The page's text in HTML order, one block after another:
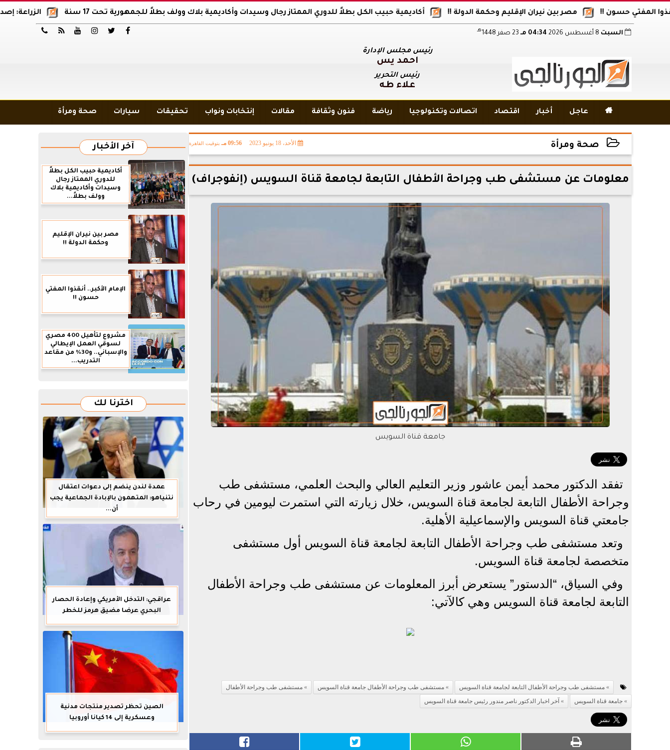
الزراعة: إصدار 12 ألف موافقة وتصريح بالمبيدات خلال 6 شهور أكاديمية حبيب الكل بطلاً للدوري الممتاز رجال وسيدات وأكاديمية بلاك وولف بطلاً للجمهورية تحت 17 سنة مصر بين نيران الإقليم وحكمة الدولة !! حسون !!





 السبت 04:34 مـ هـ
رئيس مجلس الإدارة
أحمد يس
رئيس التحرير
علاء طه
 عاجل أخبار اقتصاد اتصالات وتكنولوجيا رياضة فنون وثقافة مقالات إنتخابات ونواب تحقيقات سيارات صحة ومرأة
صحة ومرأة الأحد، 18 يونيو 2023 09:56 مـ بتوقيت القاهرة
2023-06-18 21:56:41
معلومات عن مستشفى طب وجراحة الأطفال التابعة لجامعة قناة السويس (إنفوجراف)
جامعة قناة السويس
تفقد الدكتور محمد أيمن عاشور وزير التعليم العالي والبحث العلمي، مستشفى طب
وجراحة الأطفال التابعة لجامعة قناة السويس، خلال زيارته التي استمرت ليومين في رحاب
جامعتي قناة السويس والإسماعيلية الأهلية.
وتعد مستشفى طب وجراحة الأطفال التابعة لجامعة قناة السويس أول مستشفى
متخصصة لجامعة قناة السويس.
وفي السياق، “الدستور” يستعرض أبرز المعلومات عن مستشفى طب وجراحة الأطفال
التابعة لجامعة قناة السويس وهي كالآتي:
مستشفى طب وجراحة الأطفال التابعة لجامعة قناة السويس مستشفى طب وجراحة الأطفال جامعة قناة السويس
مستشفى طب وجراحة الأطفال
جامعة قناة السويس
آخر اخبار الدكتور ناصر مندور رئيس جامعة قناة السويس
آخر الأخبار
أكاديمية حبيب الكل بطلاً
للدوري الممتاز رجال
وسيدات وأكاديمية بلاك
وولف بطلاً...
مصر بين نيران الإقليم
وحكمة الدولة !!
الإمام الأكبر.. أنقذوا المفتي
حسون !!
مشروع لتأهيل 400 مصري
لسوقي العمل الإيطالي
والإسباني.. و30% من مقاعد
التدريب...
اخترنا لك
عمدة لندن ينضم إلى دعوات اعتقال
نتنياهو: المتهمون بالإبادة الجماعية يجب
أن...
عراقجي: التدخل الأمريكي وإعادة الحصار
البحري عرضا مضيق هرمز للخطر
الصين تحظر تصدير منتجات مدنية
وعسكرية إلى 14 كيانا أوروبيا